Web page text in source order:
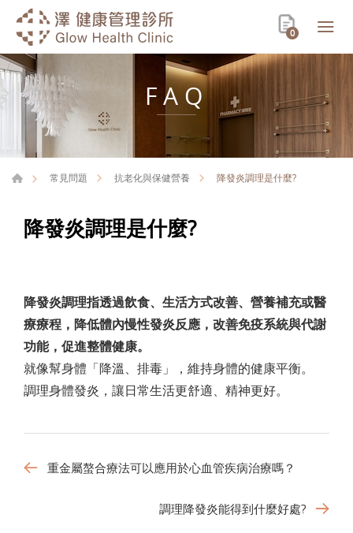
0
FAQ
常見問題 抗老化與保健營養 降發炎調理是什麼?
降發炎調理是什麼?
降發炎調理指透過飲食、生活方式改善、營養補充或醫
療療程，降低體內慢性發炎反應，改善免疫系統與代謝
功能，促進整體健康。
就像幫身體「降溫、排毒」，維持身體的健康平衡。
調理身體發炎，讓日常生活更舒適、精神更好。
重金屬螯合療法可以應用於心血管疾病治療嗎？
調理降發炎能得到什麼好處?